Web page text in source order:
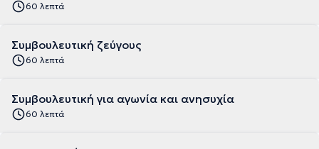
60 λεπτά
Συμβουλευτική ζεύγους
60 λεπτά
Συμβουλευτική για αγωνία και ανησυχία
60 λεπτά